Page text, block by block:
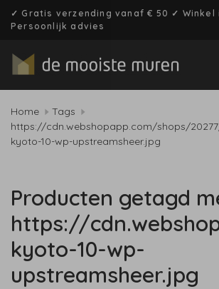
✓ Gratis verzending vanaf € 50 ✓ Winkel
Persoonlijk advies
Home
Tags
https://cdn.webshopapp.com/shops/
kyoto-10-wp-upstreamsheer.jpg
Producten getagd
https://
kyoto-10-wp-
upstreamsheer.jpg